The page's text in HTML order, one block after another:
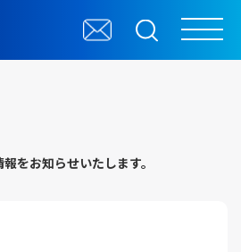
をお知らせいたします。